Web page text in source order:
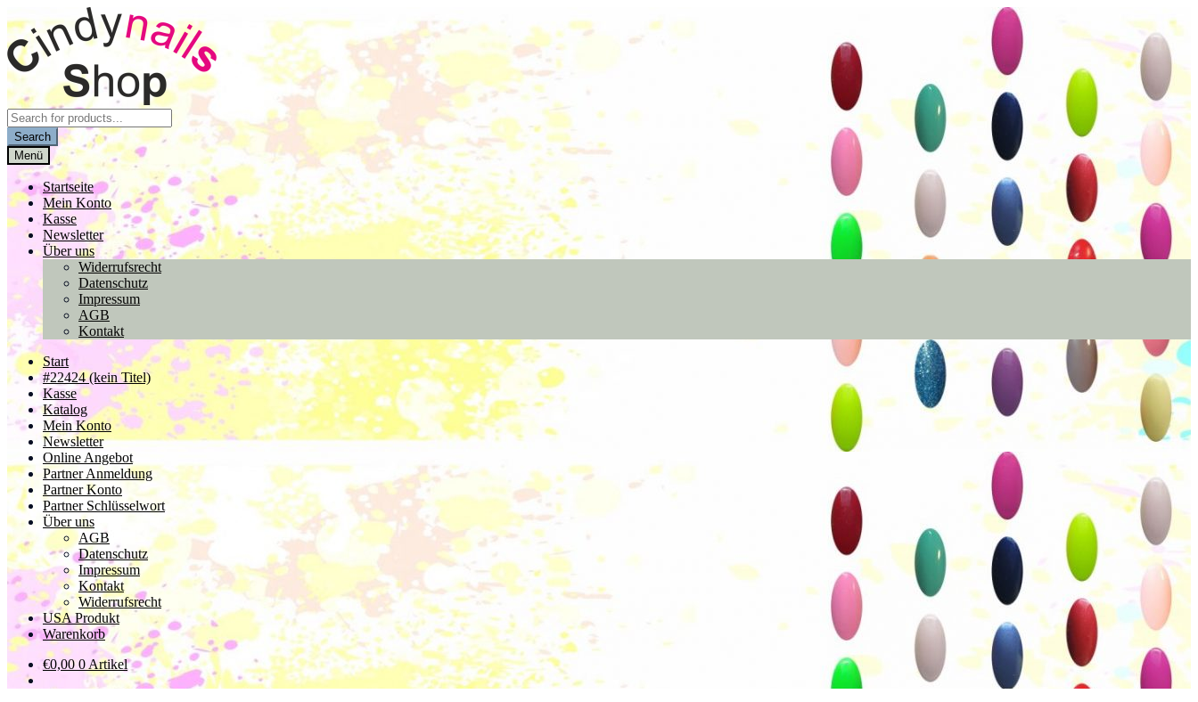
Navigation
springen
Inhalt
springen
Products
search
Search
Menü
Startseite
Mein Konto
Kasse
Newsletter
Über uns
Widerrufsrecht
Datenschutz
Impressum
AGB
Kontakt
Start
#22424 (kein Titel)
Kasse
Katalog
Mein Konto
Newsletter
Online Angebot
Partner Anmeldung
Partner Konto
Partner Schlüsselwort
Über uns
AGB
Datenschutz
Impressum
Kontakt
Widerrufsrecht
USA Produkt
Warenkorb
€0,00 0 Artikel